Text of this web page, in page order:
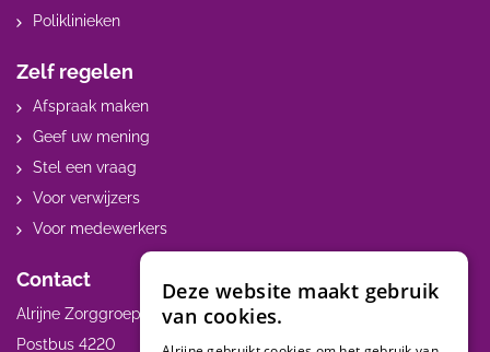
Poliklinieken
Zelf regelen
Afspraak maken
Geef uw mening
Stel een vraag
Voor verwijzers
Voor medewerkers
Contact
Alrijne Zorggroep
Postbus 4220
Deze website maakt gebruik
van cookies.